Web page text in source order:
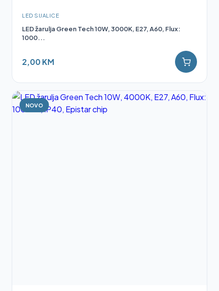
LED SIJALICE
LED žarulja Green Tech 10W, 3000K, E27, A60, Flux:
1000...
2,00 KM
NOVO